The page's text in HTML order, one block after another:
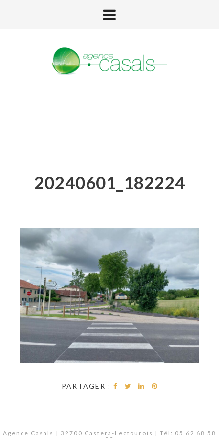
20240601_182224
PARTAGER :
Agence Casals | 32700 Castera-Lectourois | Tél: 05 62 68 58